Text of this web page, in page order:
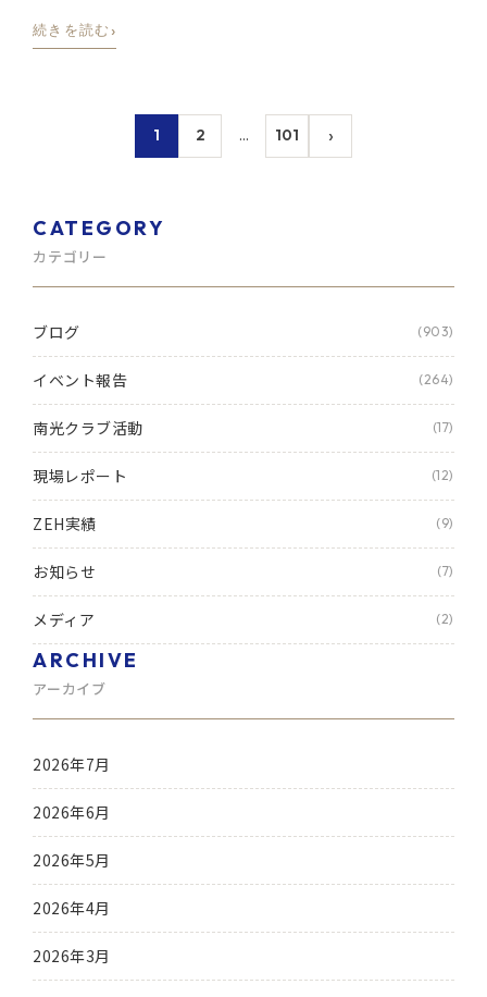
続きを読む ›
1 2 … 101 ›
CATEGORY
カテゴリー
ブログ (903)
イベント報告 (264)
南光クラブ活動 (17)
現場レポート (12)
ZEH実績 (9)
お知らせ (7)
メディア (2)
ARCHIVE
アーカイブ
2026年7月
2026年6月
2026年5月
2026年4月
2026年3月